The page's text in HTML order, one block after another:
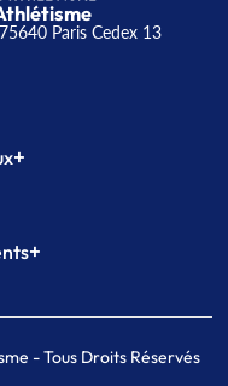
Paris Cedex 13
+
+
- Tous Droits Réservés